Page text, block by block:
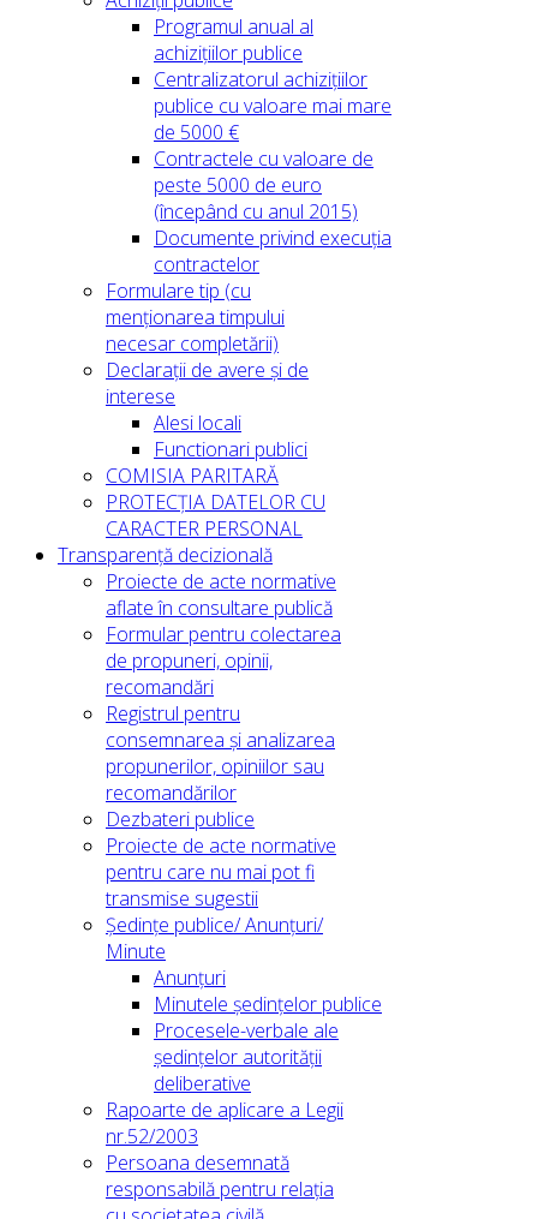
Programul anual al
achizițiilor publice
Centralizatorul achizițiilor
publice cu valoare mai mare
de 5000 €
Contractele cu valoare de
peste 5000 de euro
(începând cu anul 2015)
Documente privind execuția
contractelor
Formulare tip (cu
menționarea timpului
necesar completării)
Declarații de avere și de
interese
Alesi locali
Functionari publici
COMISIA PARITARĂ
PROTECȚIA DATELOR CU
CARACTER PERSONAL
Transparență decizională
Proiecte de acte normative
aflate în consultare publică
Formular pentru colectarea
de propuneri, opinii,
recomandări
Registrul pentru
consemnarea și analizarea
propunerilor, opiniilor sau
recomandărilor
Dezbateri publice
Proiecte de acte normative
pentru care nu mai pot fi
transmise sugestii
Ședințe publice/ Anunțuri/
Minute
Anunțuri
Minutele ședințelor publice
Procesele-verbale ale
ședințelor autorității
deliberative
Rapoarte de aplicare a Legii
nr.52/2003
Persoana desemnată
responsabilă pentru relația